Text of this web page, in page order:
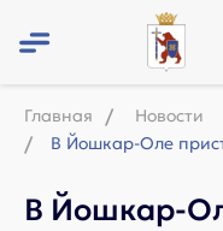
Главная
Новости
В Йошкар-